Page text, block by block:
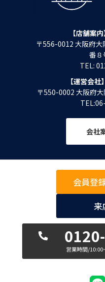
【店舗案
〒556-0012 大阪府大
番
TEL:
【運営会
〒550-0002 大阪府
会社
会員登
来
営業時間/